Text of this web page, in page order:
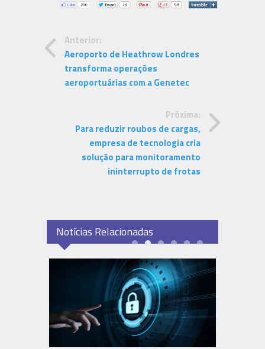
Anterior:
Aeroporto de Heathrow Londres
transforma operações
aeroportuárias com a Genetec
Próxima:
Para reduzir roubos de cargas,
empresa de tecnologia cria
solução para monitoramento
ininterrupto de frotas
Notícias Relacionadas